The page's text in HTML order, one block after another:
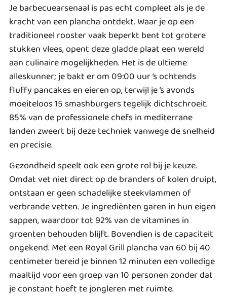
Je barbecuearsenaal is pas echt compleet als je de
kracht van een plancha ontdekt. Waar je op een
traditioneel rooster vaak beperkt bent tot grotere
stukken vlees, opent deze gladde plaat een wereld
aan culinaire mogelijkheden. Het is de ultieme
alleskunner; je bakt er om 09:00 uur ’s ochtends
fluffy pancakes en eieren op, terwijl je ’s avonds
moeiteloos 15 smashburgers tegelijk dichtschroeit.
85% van de professionele chefs in mediterrane
landen zweert bij deze techniek vanwege de snelheid
en precisie.
Gezondheid speelt ook een grote rol bij je keuze.
Omdat vet niet direct op de branders of kolen druipt,
ontstaan er geen schadelijke steekvlammen of
verbrande vetten. Je ingrediënten garen in hun eigen
sappen, waardoor tot 92% van de vitamines in
groenten behouden blijft. Bovendien is de capaciteit
ongekend. Met een Royal Grill plancha van 60 bij 40
centimeter bereid je binnen 12 minuten een volledige
maaltijd voor een groep van 10 personen zonder dat
je constant hoeft te jongleren met ruimte.